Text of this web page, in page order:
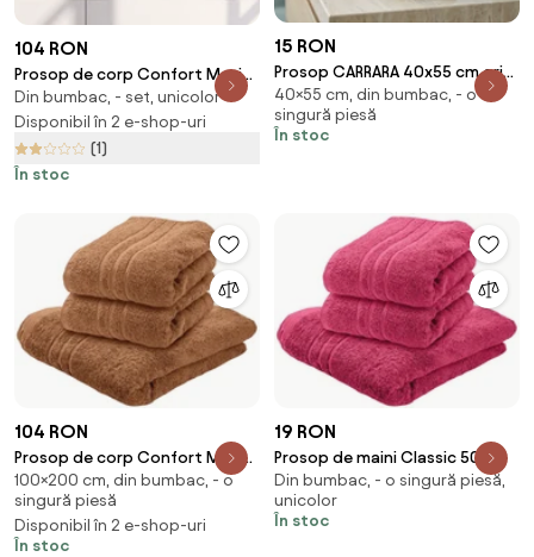
104 RON
Prosop de corp Confort Maxi
crem 100 x 200 cm, 100%
bumbac
Din bumbac, - set, unicolor
Disponibil în 2 e-shop-uri
(1)
În stoc
15 RON
Prosop CARRARA 40x55 cm gri
deschis, 100% bumbac
40×55 cm, din bumbac, - o
singură piesă
În stoc
104 RON
Prosop de corp Confort Maxi
maro 100 x 200 cm, 100%
bumbac
100×200 cm, din bumbac, - o
singură piesă
Disponibil în 2 e-shop-uri
În stoc
19 RON
Prosop de maini Classic 50 x
100 cm purpuriu, 100% bumbac
Din bumbac, - o singură piesă,
unicolor
În stoc